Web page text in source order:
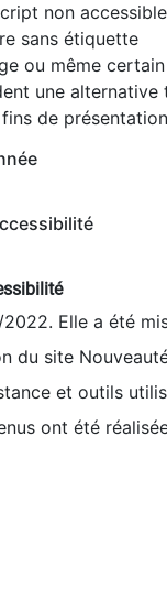
non
sans étiquette
ou même
une alternative
de
Elle a été
du site
et outils
ont été